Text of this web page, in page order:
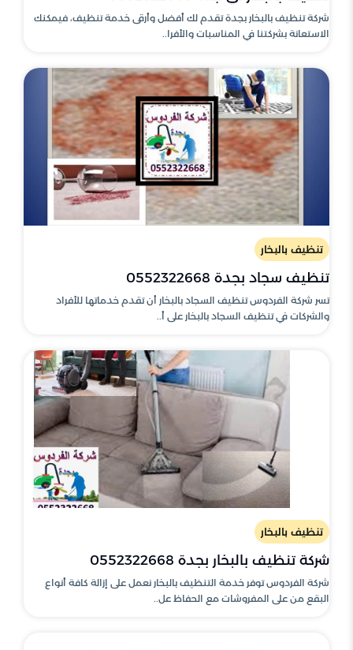
شركة تنظيف بالبخار بجدة تقدم لك أفضل وأرقى خدمة تنظيف، فيمكنك
الاستعانة بشركتنا في المناسبات والأفرا..
تنظيف بالبخار
تنظيف سجاد بجدة 0552322668
تسر شركة الفردوس تنظيف السجاد بالبخار أن تقدم خدماتها للأفراد
والشركات في تنظيف السجاد بالبخار على أ..
تنظيف بالبخار
شركة تنظيف بالبخار بجدة 0552322668
شركة الفردوس توفر خدمة التنظيف بالبخار نعمل على إزالة كافة أنواع
البقع من على المفروشات مع الحفاظ عل..